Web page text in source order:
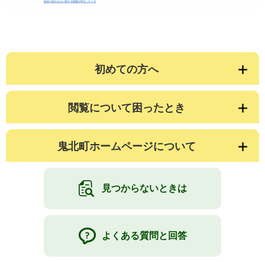
初めての方へ
閲覧について困ったとき
鬼北町ホームページについて
見つからないときは
よくある質問と回答